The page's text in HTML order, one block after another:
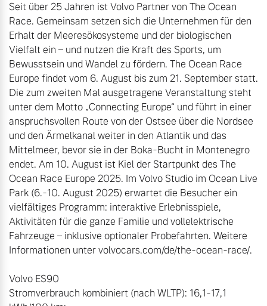
Seit über 25 Jahren ist Volvo Partner von The Ocean
Race. Gemeinsam setzen sich die Unternehmen für den
Erhalt der Meeresökosysteme und der biologischen
Vielfalt ein – und nutzen die Kraft des Sports, um
Bewusstsein und Wandel zu fördern. The Ocean Race
Europe findet vom 6. August bis zum 21. September statt.
Die zum zweiten Mal ausgetragene Veranstaltung steht
unter dem Motto „Connecting Europe“ und führt in einer
anspruchsvollen Route von der Ostsee über die Nordsee
und den Ärmelkanal weiter in den Atlantik und das
Mittelmeer, bevor sie in der Boka-Bucht in Montenegro
endet. Am 10. August ist Kiel der Startpunkt des The
Ocean Race Europe 2025. Im Volvo Studio im Ocean Live
Park (6.-10. August 2025) erwartet die Besucher ein
vielfältiges Programm: interaktive Erlebnisspiele,
Aktivitäten für die ganze Familie und vollelektrische
Fahrzeuge – inklusive optionaler Probefahrten. Weitere
Informationen unter volvocars.com/de/the-ocean-race/.
Volvo ES90
Stromverbrauch kombiniert (nach WLTP): 16,1-17,1